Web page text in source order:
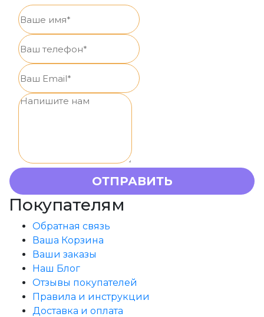
Покупателям
Обратная связь
Ваша Корзина
Ваши заказы
Наш Блог
Отзывы покупателей
Правила и инструкции
Доставка и оплата